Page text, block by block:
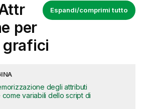
Espandi/comprimi tutto
per
degli attributi
variabili dello script di